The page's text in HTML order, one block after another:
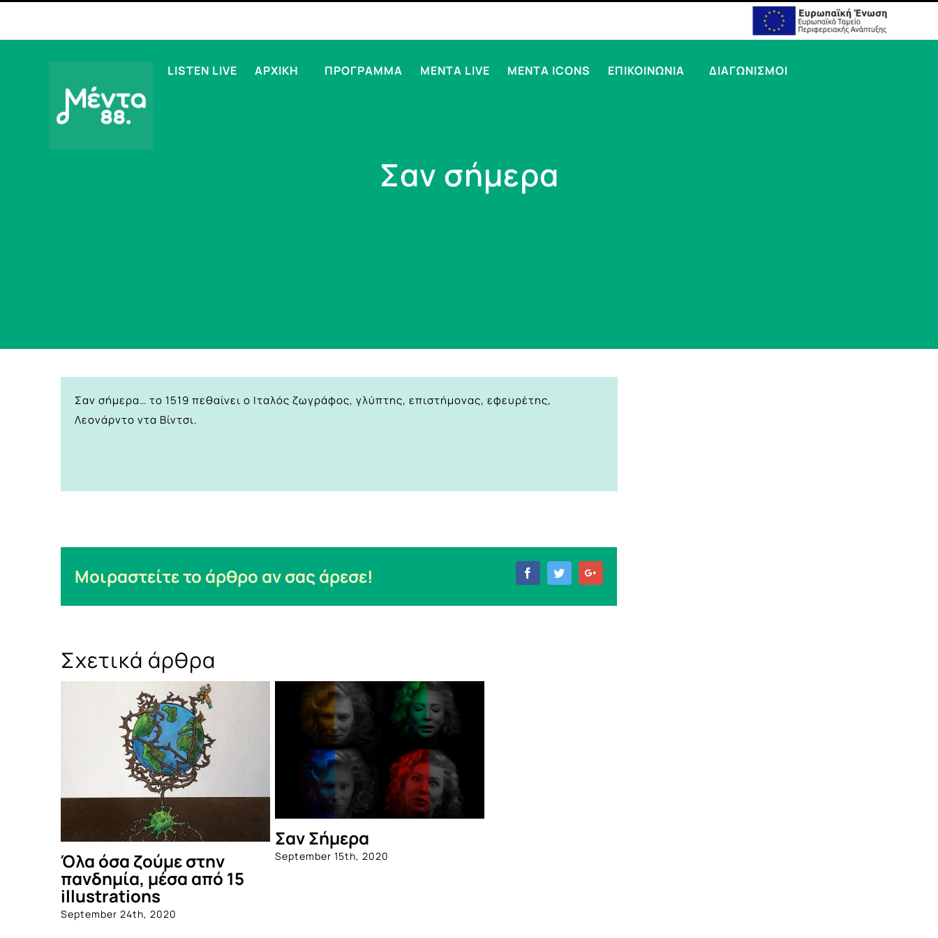
LISTEN LIVE ΑΡΧΙΚΗ ΠΡΟΓΡΑΜΜΑ MENTA LIVE MENTA ICONS ΕΠΙΚΟΙΝΩΝΙΑ ΔΙΑΓΩΝΙΣΜΟΙ
Σαν σήμερα
Σαν σήμερα… το 1519 πεθαίνει ο Iταλός ζωγράφος, γλύπτης, επιστήμονας, εφευρέτης,
Λεονάρντο ντα Βίντσι.
Μοιραστείτε το άρθρο αν σας άρεσε! FacebookTwitter
Σχετικά άρθρα
Όλα όσα ζούμε στην
πανδημία, μέσα από 15
illustrations
September 24th, 2020
Σαν Σήμερα
September 15th, 2020